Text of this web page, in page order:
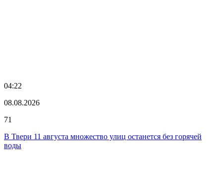
04:22
08.08.2026
71
В Твери 11 августа множество улиц останется без горячей
воды